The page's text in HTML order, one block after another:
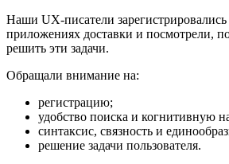
Наши UX-писатели
приложениях доставки и посмотрели,
решить эти задачи.
Обращали внимание на:
регистрацию;
удобство поиска и когнитивную
синтаксис, связность и
решение задачи пользователя.